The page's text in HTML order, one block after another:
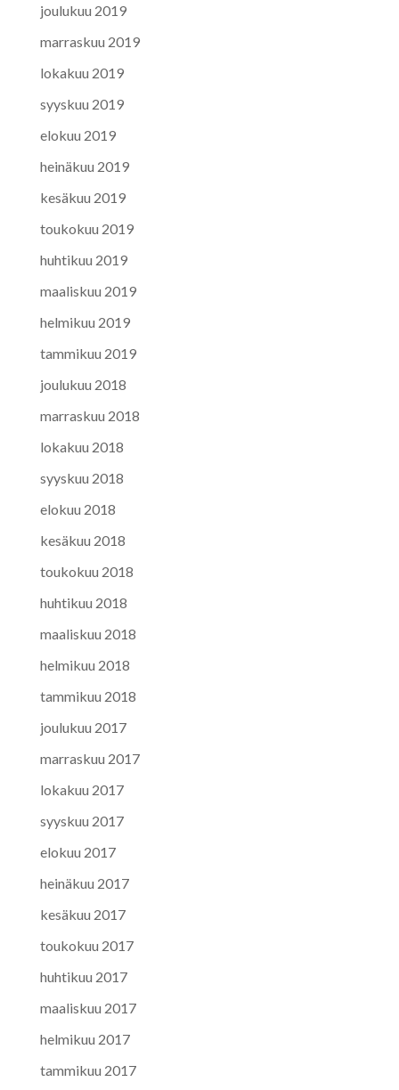
joulukuu 2019
marraskuu 2019
lokakuu 2019
syyskuu 2019
elokuu 2019
heinäkuu 2019
kesäkuu 2019
toukokuu 2019
huhtikuu 2019
maaliskuu 2019
helmikuu 2019
tammikuu 2019
joulukuu 2018
marraskuu 2018
lokakuu 2018
syyskuu 2018
elokuu 2018
kesäkuu 2018
toukokuu 2018
huhtikuu 2018
maaliskuu 2018
helmikuu 2018
tammikuu 2018
joulukuu 2017
marraskuu 2017
lokakuu 2017
syyskuu 2017
elokuu 2017
heinäkuu 2017
kesäkuu 2017
toukokuu 2017
huhtikuu 2017
maaliskuu 2017
helmikuu 2017
tammikuu 2017